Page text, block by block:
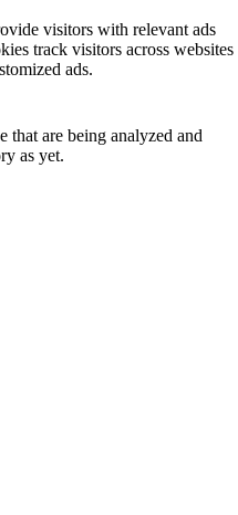
visitors with relevant ads
track visitors across websites
ads.
that are being analyzed and
as yet.